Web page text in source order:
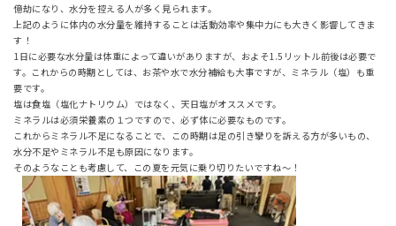
億劫になり、水分を控える人が多く見られます。
上記のように体内の水分量を維持することは活動効率や集中力にも大きく影響してきま
す！
1日に必要な水分量は体重によって違いがありますが、およそ1.5リットル前後は必要で
す。これからの時期としては、お茶や水で水分補給も大事ですが、ミネラル（塩）も重
要です。
塩は食塩（塩化ナトリウム）ではなく、天日塩がオススメです。
ミネラルは必須栄養素の１つですので、必ず体に必要なものです。
これからミネラル不足になることで、この時期は足の引き攣りを訴える方が多いもの、
水分不足やミネラル不足も原因になります。
そのようなことも考慮して、この夏を元気に乗り切りたいですね～！